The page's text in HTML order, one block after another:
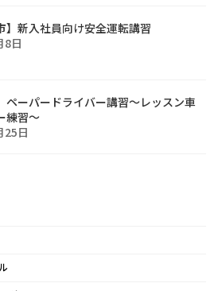
】新入社員向け安全運転講習
8日
ペーパードライバー講習〜レッスン車
練習〜
25日